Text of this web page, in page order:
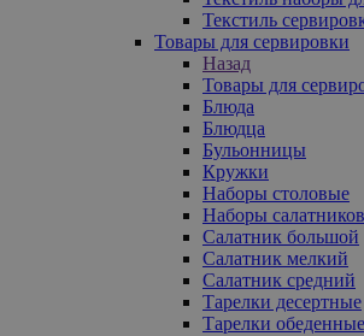
Текстиль
Товары для сервировки
Назад
Товары для
Блюда
Блюдца
Бульонницы
Кружки
Наборы столовые
Наборы салатников
Салатник большой
Салатник мелкий
Салатник средний
Тарелки десертные
Тарелки обеденные